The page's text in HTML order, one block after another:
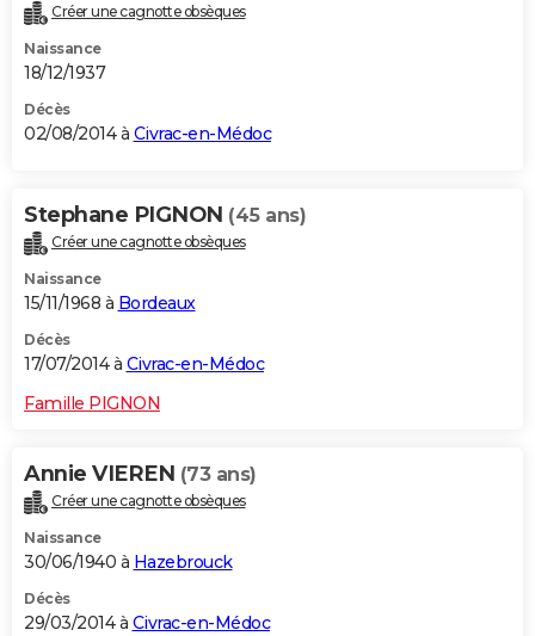
Créer une cagnotte obsèques
Naissance
18/12/1937
Décès
02/08/2014 à Civrac-en-Médoc
Stephane PIGNON (45 ans)
Créer une cagnotte obsèques
Naissance
15/11/1968 à Bordeaux
Décès
17/07/2014 à Civrac-en-Médoc
Famille PIGNON
Annie VIEREN (73 ans)
Créer une cagnotte obsèques
Naissance
30/06/1940 à Hazebrouck
Décès
29/03/2014 à Civrac-en-Médoc